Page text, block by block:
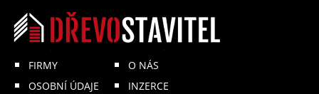
FIRMY
OSOBNÍ ÚDAJE
O NÁS
INZERCE